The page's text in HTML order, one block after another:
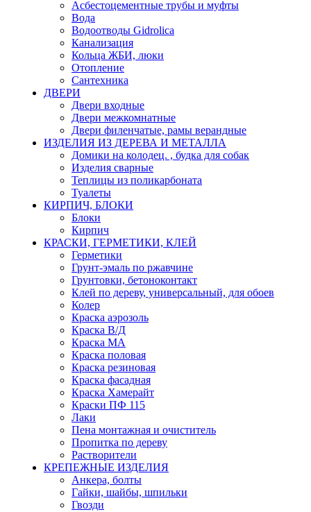
Асбестоцементные трубы и муфты
Вода
Водоотводы Gidrolica
Канализация
Кольца ЖБИ, люки
Отопление
Сантехника
ДВЕРИ
Двери входные
Двери межкомнатные
Двери филенчатые, рамы верандные
ИЗДЕЛИЯ ИЗ ДЕРЕВА И МЕТАЛЛА
Домики на колодец. , будка для собак
Изделия сварные
Теплицы из поликарбоната
Туалеты
КИРПИЧ, БЛОКИ
Блоки
Кирпич
КРАСКИ, ГЕРМЕТИКИ, КЛЕЙ
Герметики
Грунт-эмаль по ржавчине
Грунтовки, бетоноконтакт
Клей по дереву, универсальный, для обоев
Колер
Краска аэрозоль
Краска В/Д
Краска МА
Краска половая
Краска резиновая
Краска фасадная
Краска Хамерайт
Краски ПФ 115
Лаки
Пена монтажная и очиститель
Пропитка по дереву
Растворители
КРЕПЕЖНЫЕ ИЗДЕЛИЯ
Анкера, болты
Гайки, шайбы, шпильки
Гвозди